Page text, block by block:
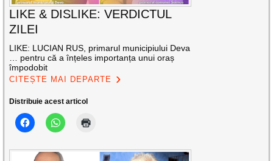
LIKE & DISLIKE: VERDICTUL
ZILEI
LIKE: LUCIAN RUS, primarul municipiului Deva
… pentru că a înțeles importanța unui oraș
împodobit
CITEȘTE MAI DEPARTE
Distribuie acest articol